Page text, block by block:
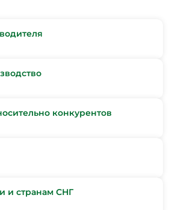
конкурентов
и странам СНГ